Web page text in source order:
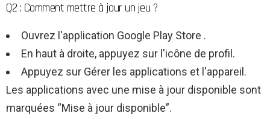
Q2 : Comment mettre à jour un jeu ?
Ouvrez l'application Google Play Store .
En haut à droite, appuyez sur l'icône de profil.
Appuyez sur Gérer les applications et l'appareil.
Les applications avec une mise à jour disponible sont
marquées “Mise à jour disponible”.